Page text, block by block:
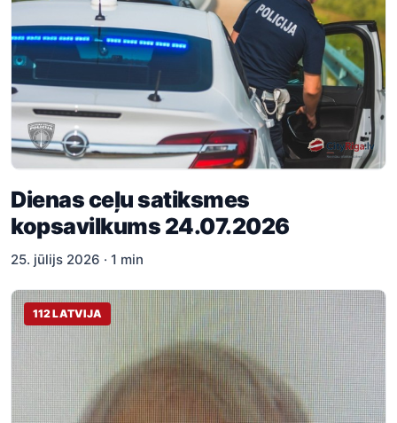
Dienas ceļu satiksmes
kopsavilkums 24.07.2026
25. jūlijs 2026 · 1 min
112 LATVIJA